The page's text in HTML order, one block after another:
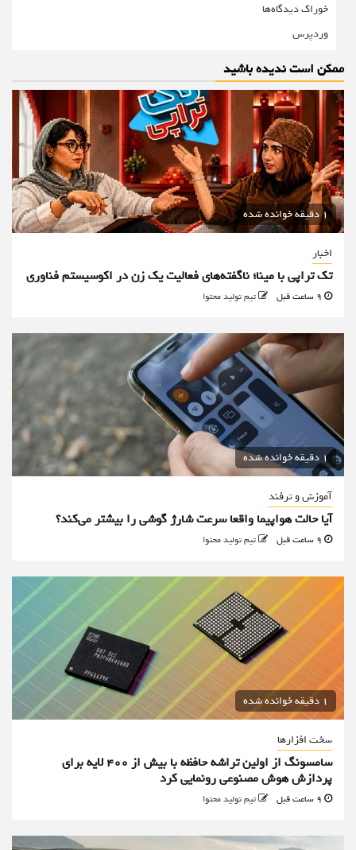
خوراک دیدگاه‌ها
وردپرس
ممکن است ندیده باشید
1 دقیقه خوانده شده
اخبار
تک تراپی با مینا؛ ناگفته‌های فعالیت یک زن در اکوسیستم فناوری
تیم تولید محتوا
1 دقیقه خوانده شده
آموزش و ترفند
آیا حالت هواپیما واقعا سرعت شارژ گوشی را بیشتر می‌کند؟
تیم تولید محتوا
1 دقیقه خوانده شده
سخت افزارها
سامسونگ از اولین تراشه حافظه با بیش از ۴۰۰ لایه برای
پردازش هوش مصنوعی رونمایی کرد
تیم تولید محتوا